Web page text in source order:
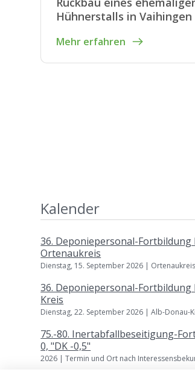
Hühnerstalls in Vaihingen
Mehr erfahren
Kalender
36. Deponiepersonal-Fortbildung
Ortenaukreis
Dienstag, 15. September 2026 | Ortenaukreis
36. Deponiepersonal-Fortbildung
Kreis
Dienstag, 22. September 2026 | Alb-Donau-
75.-80. Inertabfallbeseitigung-
0, "DK -0,5"
2026 | Termin und Ort nach